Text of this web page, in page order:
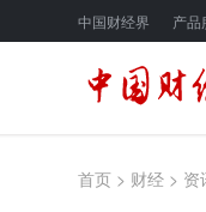
中国财经界 产品
首页 > 财经 > 资